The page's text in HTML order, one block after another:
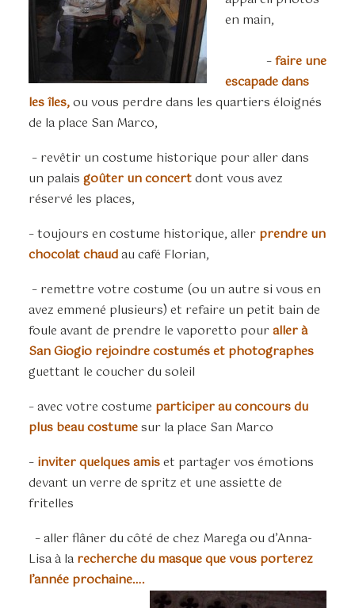
en main,
–faire une
escapade dans
les îles,ou vous perdre dans les quartiers éloignés
de la place San Marco,
– revêtir un costume historique pour aller dans
un palais goûter un concertdont vous avez
réservé les places,
– toujours en costume historique, aller prendre un
chocolat chaudau café Florian,
– remettre votre costume (ou un autre si vous en
avez emmené plusieurs) et refaire un petit bain de
foule avant de prendre le vaporetto pouraller à
San Giogio rejoindre costumés et photographes
guettant le coucher du soleil
– avec votre costume participer au concours du
plus beau costumesur la place San Marco
– inviter quelques amiset partager vos émotions
devant un verre de spritz et une assiette de
fritelles
– aller flâner du côté de chez Marega ou d’Anna-
Lisa à la recherche du masque que vous porterez
l’année prochaine….